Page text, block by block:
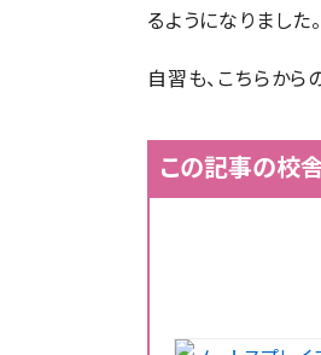
るようになりました。
自習も、こちらから
この記事の校